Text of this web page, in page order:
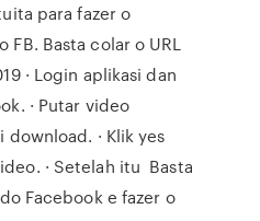
para fazer o
Basta colar o URL
· Login aplikasi dan
· Putar video
· Klik yes
· Setelah itu Basta
Facebook e fazer o